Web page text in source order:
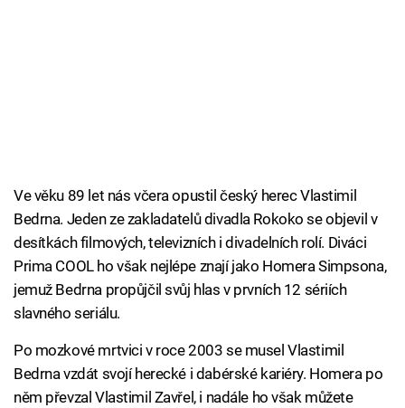
Ve věku 89 let nás včera opustil český herec Vlastimil
Bedrna. Jeden ze zakladatelů divadla Rokoko se objevil v
desítkách filmových, televizních i divadelních rolí. Diváci
Prima COOL ho však nejlépe znají jako Homera Simpsona,
jemuž Bedrna propůjčil svůj hlas v prvních 12 sériích
slavného seriálu.
Po mozkové mrtvici v roce 2003 se musel Vlastimil
Bedrna vzdát svojí herecké i dabérské kariéry. Homera po
něm převzal Vlastimil Zavřel, i nadále ho však můžete